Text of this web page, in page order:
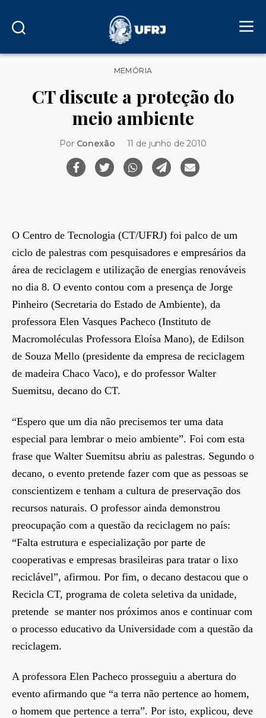
Categorias
MEMÓRIA
CT discute a proteção do
meio ambiente
Por Conexão 11 de junho de 2010
O Centro de Tecnologia (CT/UFRJ) foi palco de um
ciclo de palestras com pesquisadores e empresários da
área de reciclagem e utilização de energias renováveis
no dia 8. O evento contou com a presença de Jorge
Pinheiro (Secretaria do Estado de Ambiente), da
professora Elen Vasques Pacheco (Instituto de
Macromoléculas Professora Eloísa Mano), de Edilson
de Souza Mello (presidente da empresa de reciclagem
de madeira Chaco Vaco), e do professor Walter
Suemitsu, decano do CT.
“Espero que um dia não precisemos ter uma data
especial para lembrar o meio ambiente”. Foi com esta
frase que Walter Suemitsu abriu as palestras. Segundo o
decano, o evento pretende fazer com que as pessoas se
conscientizem e tenham a cultura de preservação dos
recursos naturais. O professor ainda demonstrou
preocupação com a questão da reciclagem no país:
“Falta estrutura e especialização por parte de
cooperativas e empresas brasileiras para tratar o lixo
reciclável”, afirmou. Por fim, o decano destacou que o
Recicla CT, programa de coleta seletiva da unidade,
pretende se manter nos próximos anos e continuar com
o processo educativo da Universidade com a questão da
reciclagem.
A professora Elen Pacheco prosseguiu a abertura do
evento afirmando que “a terra não pertence ao homem,
o homem que pertence a terra”. Por isto, explicou, deve